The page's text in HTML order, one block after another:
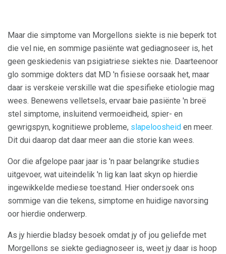
Maar die simptome van Morgellons siekte is nie beperk tot
die vel nie, en sommige pasiënte wat gediagnoseer is, het
geen geskiedenis van psigiatriese siektes nie. Daarteenoor
glo sommige dokters dat MD 'n fisiese oorsaak het, maar
daar is verskeie verskille wat die spesifieke etiologie mag
wees. Benewens velletsels, ervaar baie pasiënte 'n breë
stel simptome, insluitend vermoeidheid, spier- en
gewrigspyn, kognitiewe probleme, slapeloosheid en meer.
Dit dui daarop dat daar meer aan die storie kan wees.
Oor die afgelope paar jaar is 'n paar belangrike studies
uitgevoer, wat uiteindelik 'n lig kan laat skyn op hierdie
ingewikkelde mediese toestand. Hier ondersoek ons ​​
sommige van die tekens, simptome en huidige navorsing
oor hierdie onderwerp.
As jy hierdie bladsy besoek omdat jy of jou geliefde met
Morgellons se siekte gediagnoseer is, weet jy daar is hoop